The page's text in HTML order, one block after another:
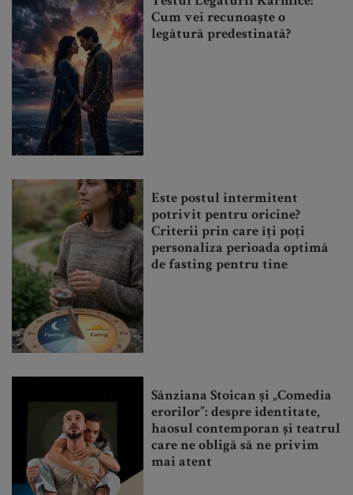
Cum vei recunoaște o
legătură predestinată?
Este postul intermitent
potrivit pentru oricine?
Criterii prin care îți poți
personaliza perioada optimă
de fasting pentru tine
Sânziana Stoican și „Comedia
erorilor”: despre identitate,
haosul contemporan și teatrul
care ne obligă să ne privim
mai atent